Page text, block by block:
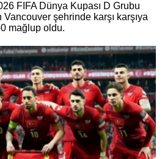
FIFA Dünya Kupası D Grubu
Vancouver şehrinde karşı karşıya
mağlup oldu.